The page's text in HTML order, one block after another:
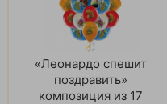
«Леонардо спешит
поздравить»
композиция из 17